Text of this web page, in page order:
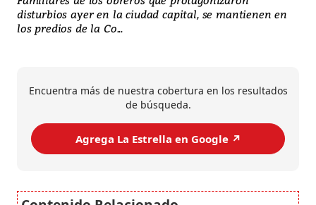
disturbios ayer en la ciudad capital, se mantienen en
los predios de la Co...
Encuentra más de nuestra cobertura en los resultados
de búsqueda.
Agrega La Estrella en Google ↗️